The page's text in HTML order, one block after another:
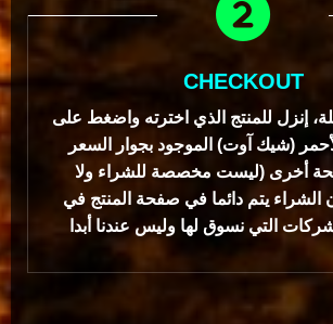
CHECKOUT
إنزل للمنتج الذي اخترته واضغط على
(شيك آوت) الموجود بجوار السعر
أخرى (ليست مخصصة للشراء ولا
الشراء يتم دائما في صفحة المنتج في
التي نسوق لها وليس عندنا أبدا